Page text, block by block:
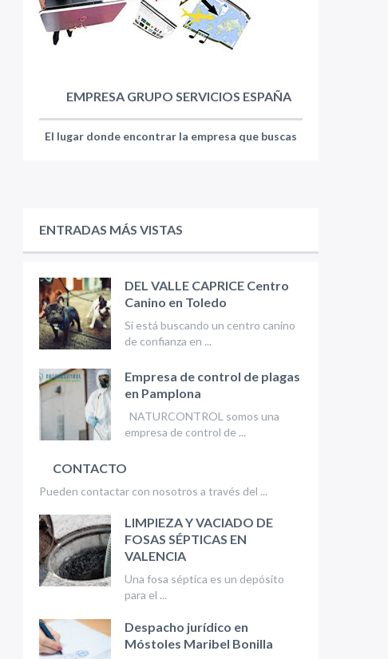
EMPRESA GRUPO SERVICIOS ESPAÑA
El lugar donde encontrar la empresa que buscas
ENTRADAS MÁS VISTAS
DEL VALLE CAPRICE Centro
Canino en Toledo
Si está buscando un centro canino
de confianza en ...
Empresa de control de plagas
en Pamplona
NATURCONTROL somos una
empresa de control de ...
CONTACTO
Pueden contactar con nosotros a través del ...
LIMPIEZA Y VACIADO DE
FOSAS SÉPTICAS EN
VALENCIA
Una fosa séptica es un depósito
para el ...
Despacho jurídico en
Móstoles Maribel Bonilla